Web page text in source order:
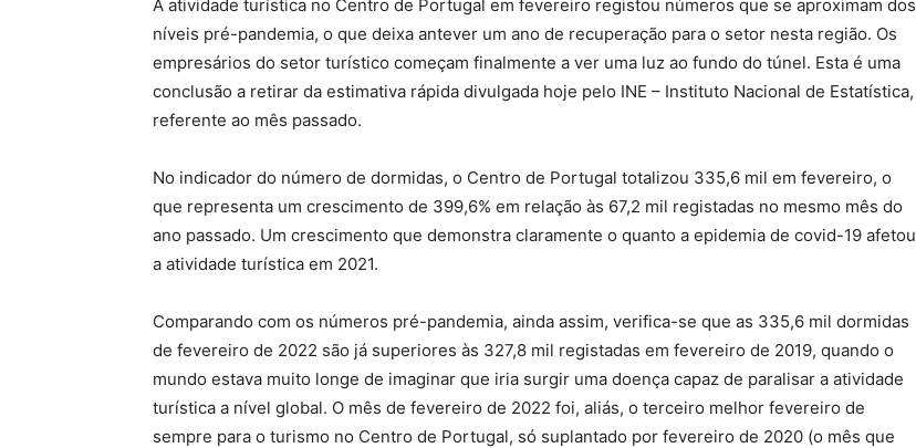
A atividade turística no Centro de Portugal em fevereiro registou números que se aproximam dos
níveis pré-pandemia, o que deixa antever um ano de recuperação para o setor nesta região. Os
empresários do setor turístico começam finalmente a ver uma luz ao fundo do túnel. Esta é uma
conclusão a retirar da estimativa rápida divulgada hoje pelo INE – Instituto Nacional de Estatística,
referente ao mês passado.
No indicador do número de dormidas, o Centro de Portugal totalizou 335,6 mil em fevereiro, o
que representa um crescimento de 399,6% em relação às 67,2 mil registadas no mesmo mês do
ano passado. Um crescimento que demonstra claramente o quanto a epidemia de covid-19 afetou
a atividade turística em 2021.
Comparando com os números pré-pandemia, ainda assim, verifica-se que as 335,6 mil dormidas
de fevereiro de 2022 são já superiores às 327,8 mil registadas em fevereiro de 2019, quando o
mundo estava muito longe de imaginar que iria surgir uma doença capaz de paralisar a atividade
turística a nível global. O mês de fevereiro de 2022 foi, aliás, o terceiro melhor fevereiro de
sempre para o turismo no Centro de Portugal, só suplantado por fevereiro de 2020 (o mês que